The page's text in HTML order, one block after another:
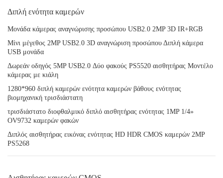
Διπλή ενότητα καμερών
Μονάδα κάμερας αναγνώρισης προσώπου USB2.0 2MP 3D IR+RGB
Μίνι μέγεθος 2MP USB2.0 3D αναγνώριση προσώπου Διπλή κάμερα
USB μονάδα
Δωρεάν οδηγός 5MP USB2.0 Δύο φακούς PS5520 αισθητήρας Μοντέλο
κάμερας με κιάλη
1280*960 διπλή καμερών ενότητα καμερών βάθους ενότητας
βιομηχανική τρισδιάστατη
τρισδιάστατο διοφθαλμικό διπλό αισθητήρας ενότητας 1MP 1/4»
OV9732 καμερών φακών
Διπλός αισθητήρας εικόνας ενότητας HD HDR CMOS καμερών 2MP
PS5268